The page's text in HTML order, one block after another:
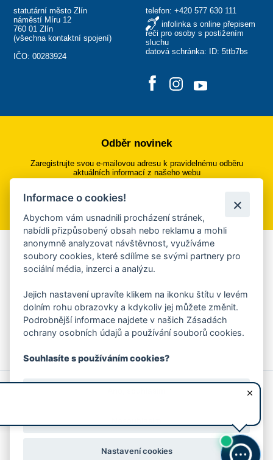
statutární město Zlín
náměstí Míru 12
760 01 Zlín
(všechna kontaktní spojení)
IČO: 00283924
telefon: +420 577 630 111
infolinka s online přepisem
řeči pro osoby s postižením
sluchu
datová schránka: ID: 5ttb7bs
Odběr novinek
Zaregistrujte svou e-mailovou adresu k pravidelnému odběru
aktuálních informací z našeho webu
Přihlásit se k odběru
Aplikace Mobilní rozhlas
Chcete dostávat do svého mobilu či mailu upozornění na
ankety, pozvánky na kulturní a sportovní akce?
Více informací o aplikaci
© 2026 Magistrát města Zlína
Prohlášení o používání cookies
Informace o cookies!
Abychom vám usnadnili procházení stránek,
nabídli přizpůsobený obsah nebo reklamu a mohli
anonymně analyzovat návštěvnost, využíváme
soubory cookies, které sdílíme se svými partnery pro
sociální média, inzerci a analýzu.
Jejich nastavení upravíte klikem na ikonku štítu v levém
dolním rohu obrazovky a kdykoliv jej můžete změnit.
Podrobnější informace najdete v našich Zásadách
ochrany osobních údajů a používání souborů cookies.
Souhlasíte s používáním cookies?
Nastavení cookies